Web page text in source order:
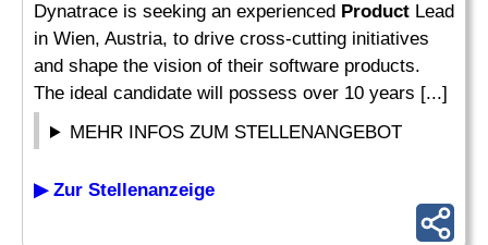
Dynatrace is seeking an experienced Product Lead
in Wien, Austria, to drive cross-cutting initiatives
and shape the vision of their software products.
The ideal candidate will possess over 10 years [...]
MEHR INFOS ZUM STELLENANGEBOT
▶ Zur Stellenanzeige